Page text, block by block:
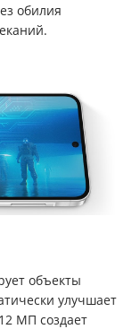
обилия
объекты
улучшает
МП создает